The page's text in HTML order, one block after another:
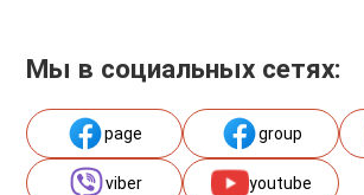
Мы в социальных сетях:
page group
viber youtube